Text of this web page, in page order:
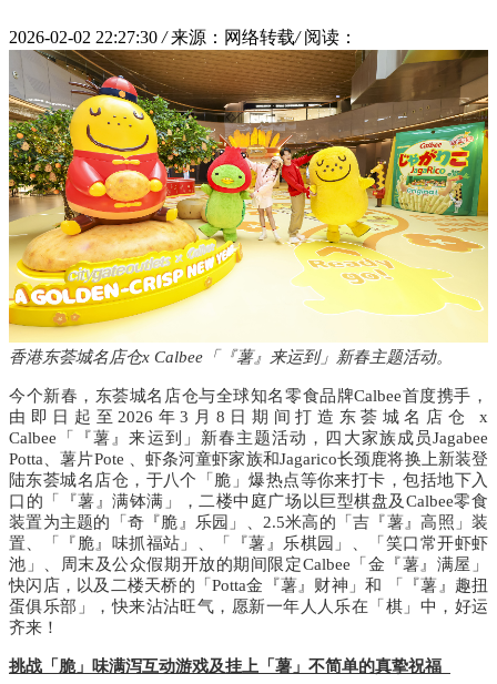
2026-02-02 22:27:30/ 来源：网络转载/ 阅读：
香港东荟城名店仓x Calbee「『薯』来运到」新春主题活动。
今个新春，东荟城名店仓与全球知名零食品牌Calbee首度携手，
由即日起 至 2026年3 月 8 日期间打造东荟城名店仓
x
Calbee 「『薯』来运到」新春主题活动，四大家族成员Jagabee
Potta 、薯片Pote 虾条河童虾家族和Jagarico长颈鹿将换上新装登
陆东荟城名店仓，于八个「脆」爆热点等你来打卡，包括地下入
口的 「『薯』满钵满」， 二楼中庭广场以巨型棋盘及 Calbee零食
装置为主题的 「奇 『脆』乐园 」、 2.5米高的「吉『薯』高照」装
置、
「『脆』味抓福站」
、「『薯』乐棋园」、「笑口常开虾虾
池」、
周末及公众假期开放的期间限定Calbee 「金『薯』满屋」
快闪店， 以及二楼天桥的 「Potta金『薯』财神」和
「『薯』趣扭
蛋俱乐部」
，快来沾沾旺气，愿新一年人人乐在「棋」中，好运
齐来！
挑战「脆」味满泻互动游戏及挂上「薯」不简单的真挚祝福